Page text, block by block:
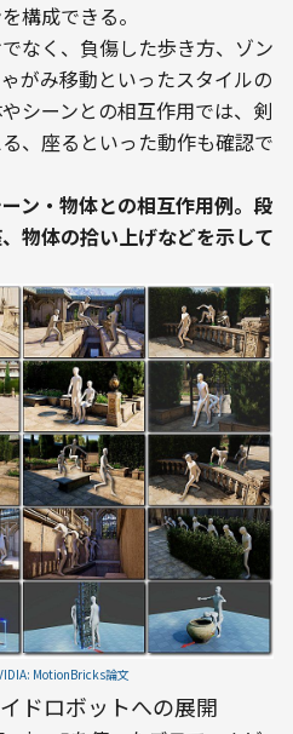
構成できる。
なく、負傷した歩き方、ゾン
がみ移動といったスタイルの
シーンとの相互作用では、剣
、座るといった動作も確認で
・物体との相互作用例。段
物体の拾い上げなどを示して
MotionBricks論文
ドロボットへの展開